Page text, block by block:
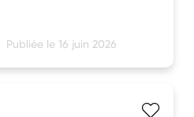
Publiée le 16 juin 2026